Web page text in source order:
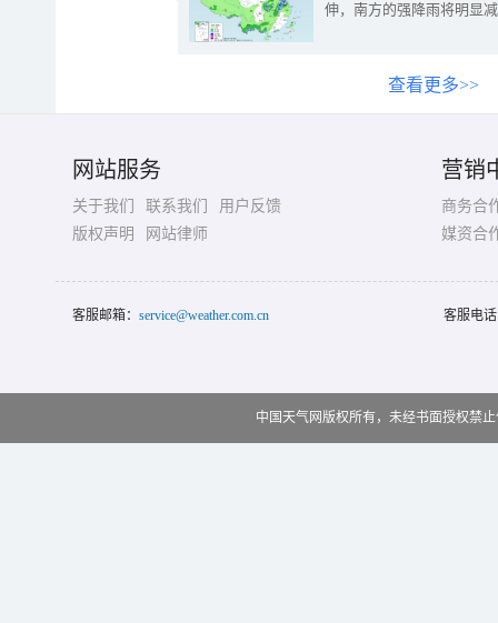
伸，南方的强降雨将明显
查看更多>>
网站服务
关于我们 联系我们
用户反馈
版权声明
网站律师
营销
商务合
媒资合
客服邮箱： service@weather.com.cn 客服电
中国天气网版权所有，未经书面授权